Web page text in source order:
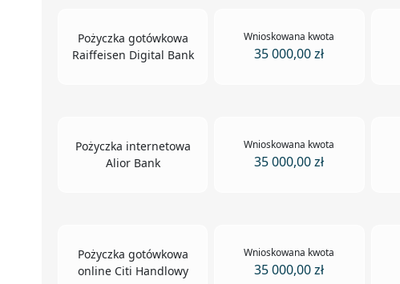
Pożyczka gotówkowa
Raiffeisen Digital Bank
Wnioskowana kwota
35 000,00 zł
Pożyczka internetowa
Alior Bank
Wnioskowana kwota
35 000,00 zł
Pożyczka gotówkowa
online Citi Handlowy
Wnioskowana kwota
35 000,00 zł